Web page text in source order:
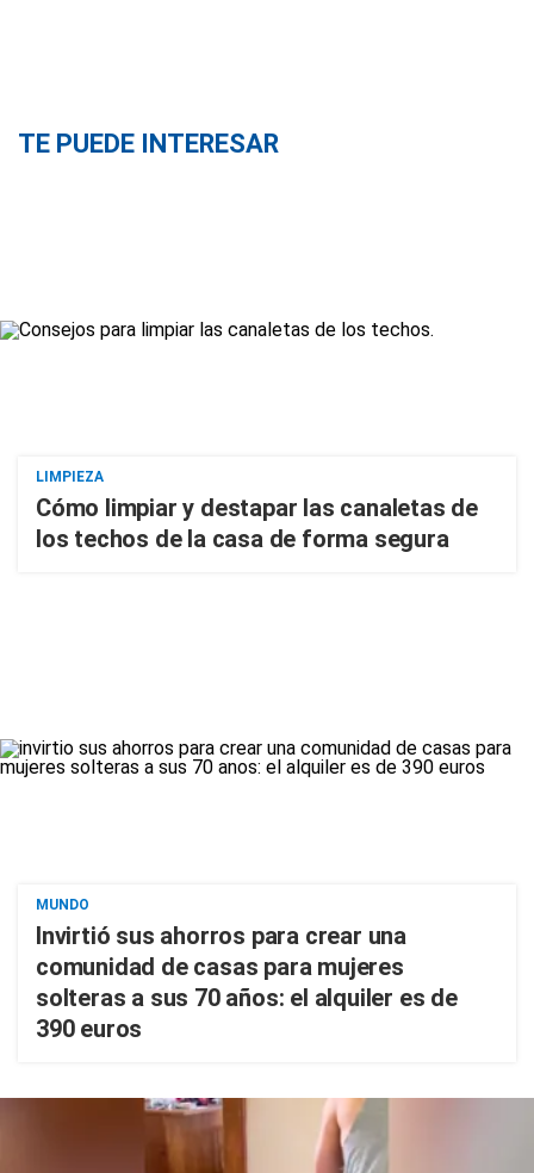
TE PUEDE INTERESAR
LIMPIEZA
Cómo limpiar y destapar las canaletas de
los techos de la casa de forma segura
MUNDO
Invirtió sus ahorros para crear una
comunidad de casas para mujeres
solteras a sus 70 años: el alquiler es de
390 euros